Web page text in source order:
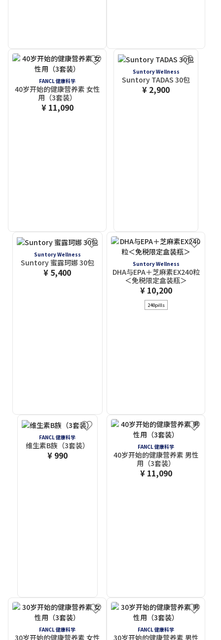
FANCL 健康科学
40岁开始的健康营养素 女性
用（3套装）
¥ 11,090
Suntory Wellness
Suntory TADAS 30包
¥ 2,900
Suntory Wellness
Suntory 蜜露珂娜 30包
¥ 5,400
Suntory Wellness
DHA与EPA＋芝麻素EX240粒
＜免税限定盒装瓶＞
¥ 10,200
240pills
FANCL 健康科学
维生素B族（3套装）
¥ 990
FANCL 健康科学
40岁开始的健康营养素 男性
用（3套装）
¥ 11,090
FANCL 健康科学
30岁开始的健康营养素 女性
FANCL 健康科学
30岁开始的健康营养素 男性